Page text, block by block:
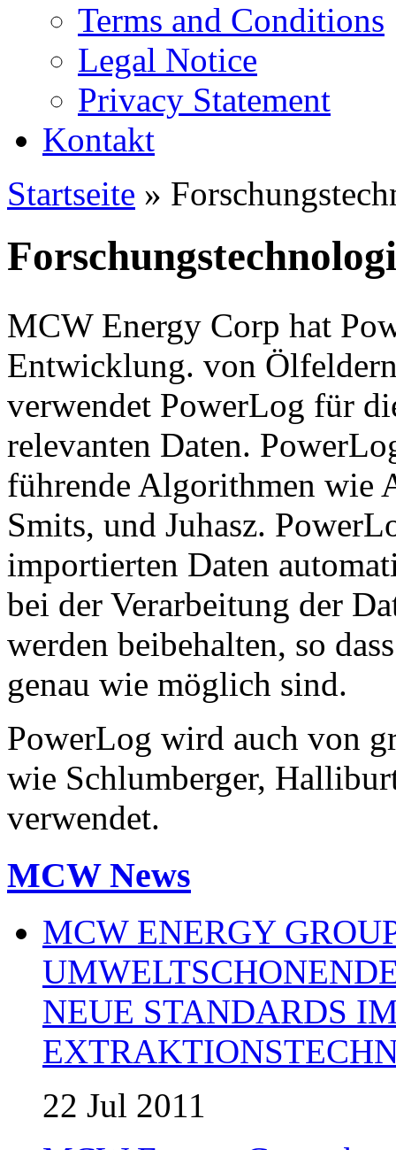
Terms and Conditions
Legal Notice
Privacy Statement
Kontakt
Startseite »
MCW Energy Corp hat
Entwicklung. von
verwendet PowerLog für
relevanten Daten.
führende Algorithmen wie
Smits, und Juhasz.
importierten Daten
bei der Verarbeitung der
werden beibehalten, so
genau wie möglich sind.
PowerLog wird auch von
wie Schlumberger,
verwendet.
MCW News
MCW ENERGY
NEUE STANDARDS
22 Jul 2011